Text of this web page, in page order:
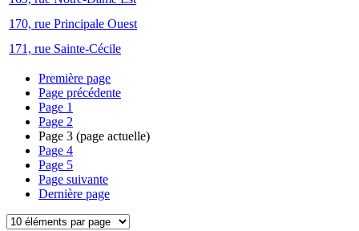
170, rue Principale Ouest
171, rue Sainte-Cécile
Première page
Page précédente
Page 1
Page 2
Page 3 (page actuelle)
Page 4
Page 5
Page suivante
Dernière page